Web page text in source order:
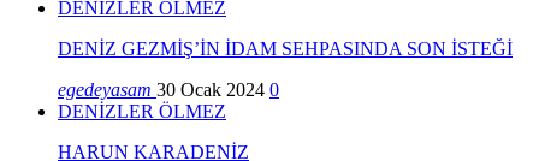
DENİZLER ÖLMEZ
DENİZ GEZMİŞ’İN İDAM SEHPASINDA SON İSTEĞİ
egedeyasam 30 Ocak 2024 0
DENİZLER ÖLMEZ
HARUN KARADENİZ